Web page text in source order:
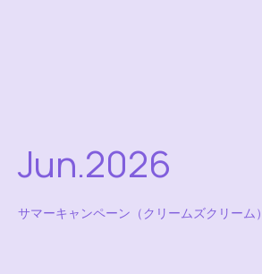
Jun.2026
サマーキャンペーン（クリームズクリーム）